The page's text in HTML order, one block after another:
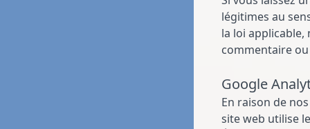
légitimes au
la loi
commentaire
Google
En raison de
site web utilise